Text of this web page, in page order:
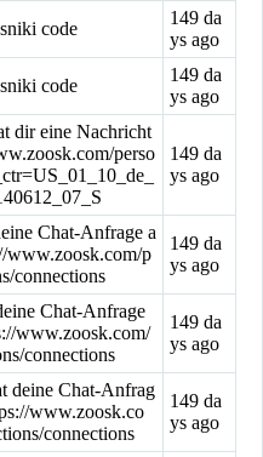
code
149 da
ys ago
code
149 da
ys ago
dir eine Nachricht
perso
149 da
ys ago
Chat-Anfrage a
www.zoosk.com/p
connections
149 da
ys ago
Chat-Anfrage
www.zoosk.com/
connections
149 da
ys ago
deine Chat-Anfrag
www.zoosk.co
connections
149 da
ys ago